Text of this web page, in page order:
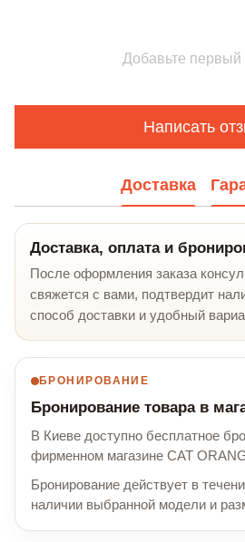
Добавьте первый
Написать
Доставка
Доставка, оплата и
После оформления заказа
свяжется с вами, подтвердит
способ доставки и удобный
БРОНИРОВАНИЕ
Бронирование товара в
В Киеве доступно бесплатное
фирменном магазине CAT
Бронирование действует в
наличии выбранной модели и